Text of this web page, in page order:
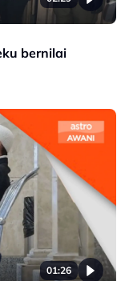
bernilai
01:26